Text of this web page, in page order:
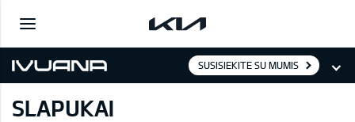
SUSISIEKITE SU MUMIS
SLAPUKAI